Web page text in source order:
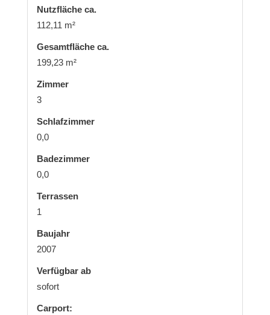
Nutzfläche ca.
112,11 m²
Gesamtfläche ca.
199,23 m²
Zimmer
3
Schlafzimmer
0,0
Badezimmer
0,0
Terrassen
1
Baujahr
2007
Verfügbar ab
sofort
Carport: